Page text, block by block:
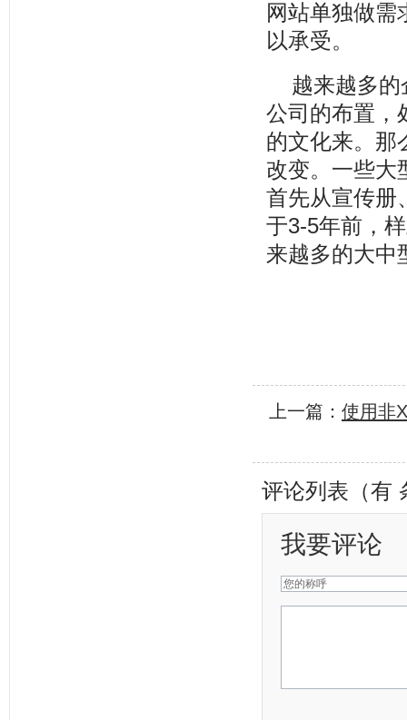
网站单独做需
以承受。
越来越多
公司的布置，
的文化来。那
改变。一些大
首先从宣传册
于3-5年前，
来越多的大中
上一篇： 使用非
评论列表（有
我要评论